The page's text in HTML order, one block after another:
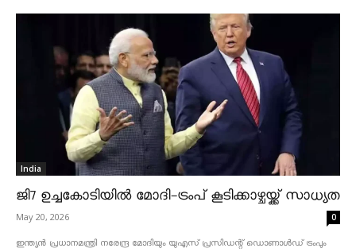
India
ജി7 ഉച്ചകോടിയിൽ മോദി-ട്രംപ് കൂടിക്കാഴ്ചയ്ക്ക് സാധ്യത
May 20, 2026 0
ഇന്ത്യൻ പ്രധാനമന്ത്രി നരേന്ദ്ര മോദിയും യുഎസ് പ്രസിഡന്റ് ഡൊണാൾഡ് ട്രംപും